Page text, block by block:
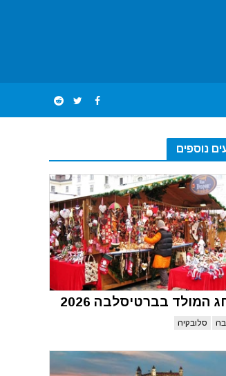
נוספים
המולד בברטיסלבה 2026
סלובקיה